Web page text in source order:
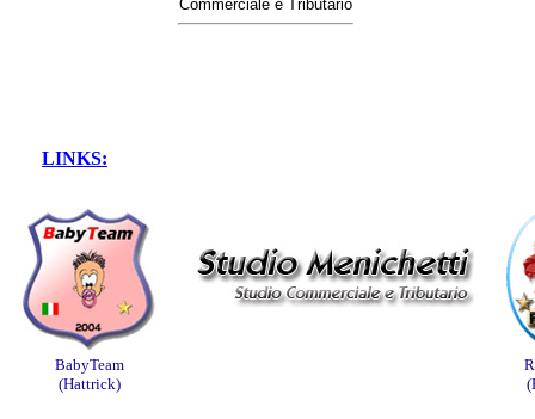
Commerciale e Tributario
LINKS:
BabyTeam
(Hattrick)